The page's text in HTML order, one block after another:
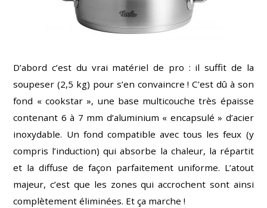
D’abord c’est du vrai matériel de pro : il suffit de la
soupeser (2,5 kg) pour s’en convaincre ! C’est dû à son
fond « cookstar », une base multicouche très épaisse
contenant 6 à 7 mm d’aluminium « encapsulé » d’acier
inoxydable. Un fond compatible avec tous les feux (y
compris l’induction) qui absorbe la chaleur, la répartit
et la diffuse de façon parfaitement uniforme. L’atout
majeur, c’est que les zones qui accrochent sont ainsi
complètement éliminées. Et ça marche !